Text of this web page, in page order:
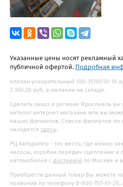
Указанные цены носят рекламный
публичной офертой. Подробная
клапан ускорительный 100-3518010-10
3 360.28 руб. в наличии на складе.
Сделать заказ в регионе Ярославль вы
каталог интернет магазина или вы
наших филиалов. Список филиалов по
находятся здесь.
РЦ Автодилер - это место, где можно
насосы, коробки передач сцепление и
автомобилей с доставкой по Москве и
Приобрести данный товар Вы можете
позвонив по телефону 8-800-707-61-